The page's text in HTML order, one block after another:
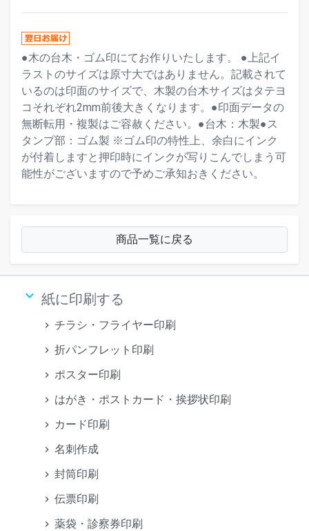
●木の台木・ゴム印にてお作りいたします。 ●上記イ
ラストのサイズは原寸大ではありません。記載されて
いるのは印面のサイズで、木製の台木サイズはタテヨ
コそれぞれ2mm前後大きくなります。●印面データの
無断転用・複製はご容赦ください。●台木：木製●ス
タンプ部：ゴム製 ※ゴム印の特性上、余白にインク
が付着しますと押印時にインクが写りこんでしまう可
能性がございますので予めご承知おきください。
商品一覧に戻る
keyboard_arrow_down 紙に印刷する
チラシ・フライヤー印刷
折パンフレット印刷
ポスター印刷
はがき・ポストカード・挨拶状印刷
カード印刷
名刺作成
封筒印刷
伝票印刷
薬袋・診察券印刷